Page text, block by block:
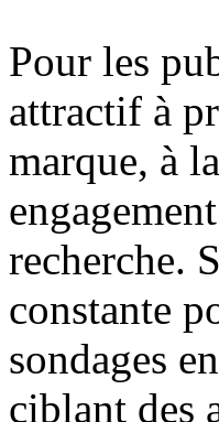
Pour les
attractif à
marque, à
recherche.
constante
sondages
ciblant des